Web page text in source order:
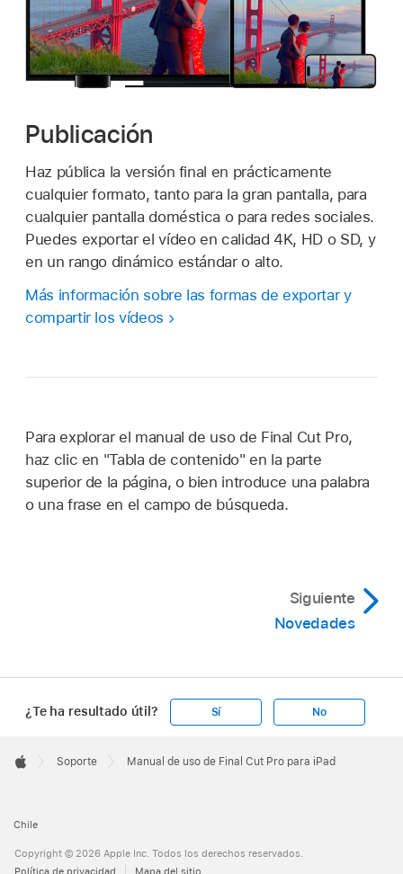
Publicación
Haz pública la versión final en prácticamente
cualquier formato, tanto para la gran pantalla, para
cualquier pantalla doméstica o para redes sociales.
Puedes exportar el vídeo en calidad 4K, HD o SD, y
en un rango dinámico estándar o alto.
Más información sobre las formas de exportar y
compartir los vídeos
Para explorar el manual de uso de Final Cut Pro,
haz clic en "Tabla de contenido" en la parte
superior de la página, o bien introduce una palabra
o una frase en el campo de búsqueda.
Siguiente
Novedades
¿Te ha resultado útil? Sí No
Footer

Soporte Manual de uso de Final Cut Pro para iPad
Chile
Copyright © 2026 Apple Inc. Todos los derechos reservados.